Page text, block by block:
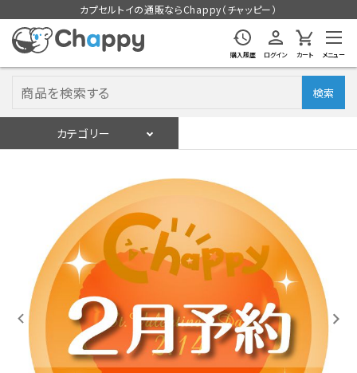
カプセルトイの通販ならChappy（チャッピー）
購入履歴 ログイン カート メニュー
検索
カテゴリー
入荷スケジュールをチェック
カプセルトイマシン本体
カプセルトイ
販促用空カプセル